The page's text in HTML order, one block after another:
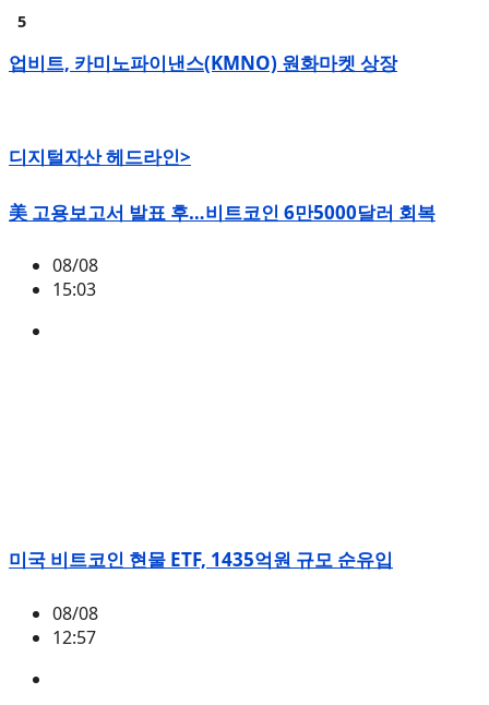
업비트, 카미노파이낸스(KMNO) 원화마켓 상장
디지털자산 헤드라인>
美 고용보고서 발표 후…비트코인 6만5000달러 회복
08/08
15:03
미국 비트코인 현물 ETF, 1435억원 규모 순유입
08/08
12:57